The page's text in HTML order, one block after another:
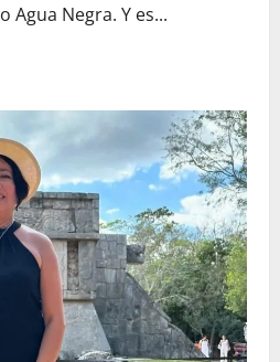
Agua Negra. Y es...